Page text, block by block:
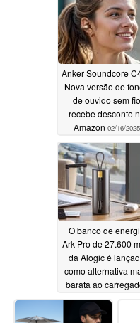
Anker Soundcore
Nova versão de
de ouvido sem fio
recebe desconto
Amazon 02/16/2025
O banco de
Ark Pro de 27.600
da Alogic é
como alternativa
barata ao
portátil da Anker
02/05/2025